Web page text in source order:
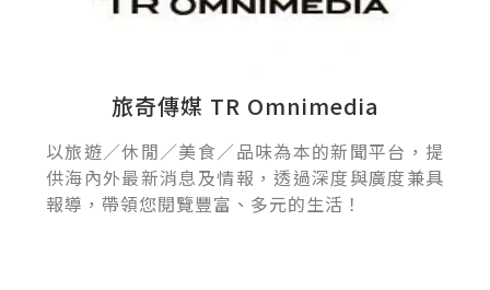
旅奇傳媒 TR Omnimedia
以旅遊／休閒／美食／品味為本的新聞平台，提
供海內外最新消息及情報，透過深度與廣度兼具
報導，帶領您閱覽豐富、多元的生活！